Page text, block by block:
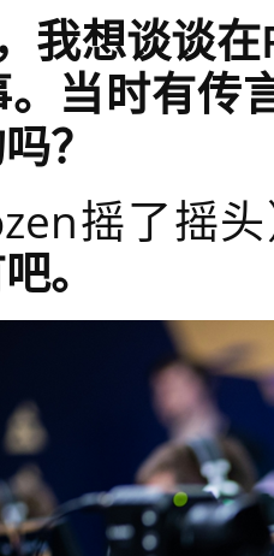
我想谈谈在
当时有传
？
摇了摇
。